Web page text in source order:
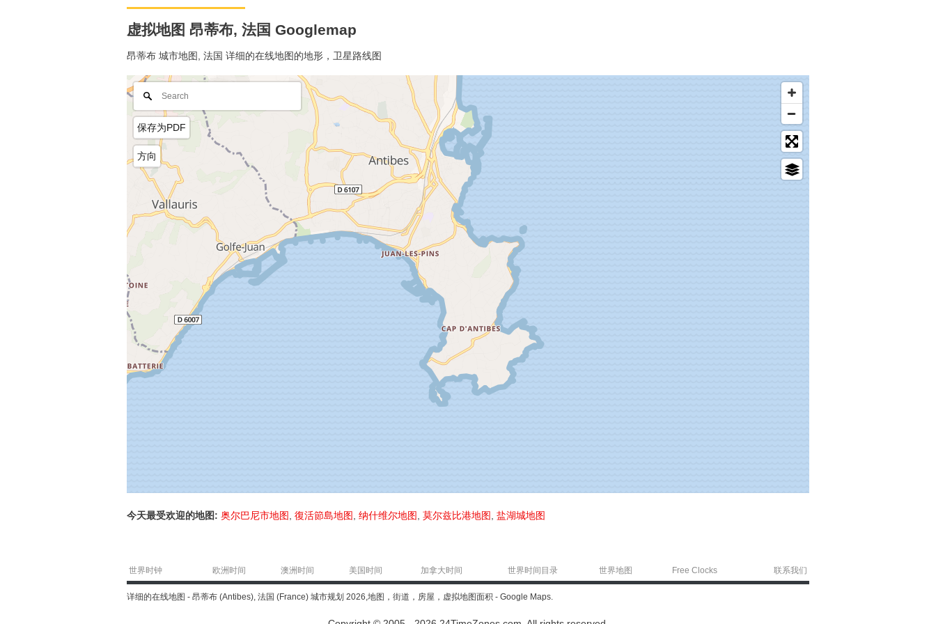
虚拟地图 昂蒂布, 法国 Googlemap
昂蒂布 城市地图, 法国 详细的在线地图的地形，卫星路线图
保存为PDF
方向
今天最受欢迎的地图: 奥尔巴尼市地图 復活節島地图 纳什维尔地图 莫尔兹比港地图 盐湖城地图
世界时钟 欧洲时间 澳洲时间 美国时间 加拿大时间 世界时间目录 世界地图 Free Clocks 联系我们
详细的在线地图 - 昂蒂布 (Antibes), 法国 (France) 城市规划 2026,地图，街道，房屋，虚拟地图面积 - Google Maps.